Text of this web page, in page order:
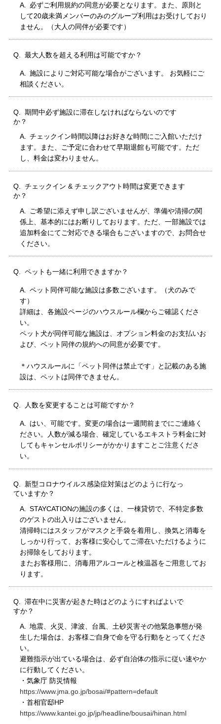
必ずご利用規約の同意が必要となります。また、原則と
して20歳未満メンバーのみのグループ利用はお受けしており
ません。（大人の同伴が必要です）
最大人数を超える利用は可能ですか？
施設によりご対応可能な場合がございます。 お気軽にご
相談ください。
期間中必ず施設に滞在しなければならないのです
か？
チェックイン時間以降はお好きな時間にご入館いただけ
ます。また、ご予定に合わせて早期退館も可能です。ただ
し、料金は変わりません。
チェックイン & チェックアウト時間は変更できます
か？
ご希望に添えず申し訳ございませんが、準備や清掃の関
係上、基本的にはお断りしております。ただ、一部施設では
追加料金にてご対応できる場合もございますので、お問合せ
ください。
ペットも一緒に利用できますか？
ペット同伴可能な施設は多数ございます。（犬のみで
す）
詳細は、各施設ページのハウスルール欄からご確認くださ
い。
ペット犬が同伴可能な施設は、オプション料金のお支払いお
よび、ペット同伴の規約への同意が必要です。
＊ハウスルールに「ペット同伴は禁止です」と記載のある施
設は、ペットは同伴できません。
人数を変更することは可能ですか？
はい、可能です。変更の場合は一週間前までにご連絡く
ださい。人数が減る場合、確定しているエキストラ料金に対
してもキャンセルポリシーがかかりますことご注意くださ
い。
新型コロナウイルス感染症対策はどのように行なっ
ていますか？
STAYCATIONの施設の多くは、一棟貸切で、不特定多数
のゲストの出入りはございません。
清掃時にはスタッフがマスクと手袋を着用し、換気と消毒を
しっかり行って、お客様に安心してご滞在いただけるように
お掃除をしております。
またお客様用に、消毒用アルコールと検温器をご用意してお
ります。
滞在中に災害が起きた時はどのようにすればよいで
すか？
地震、火災、津波、台風、土砂災害その他緊急事態が発
生した場合は、お客様ご自身で命を守る行動をとってくださ
い。
避難指示が出ている場合は、必ず自治体の指示に従い速やか
に行動してください。
・気象庁 防災情報
https://www.jma.go.jp/bosai/#pattern=default
・首相官邸HP
https://www.kantei.go.jp/jp/headline/bousai/hinan.html